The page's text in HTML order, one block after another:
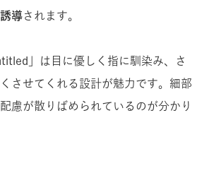
導されます。
」は目に優しく指に馴染み、さ
させてくれる設計が魅力です。細部
慮が散りばめられているのが分かり